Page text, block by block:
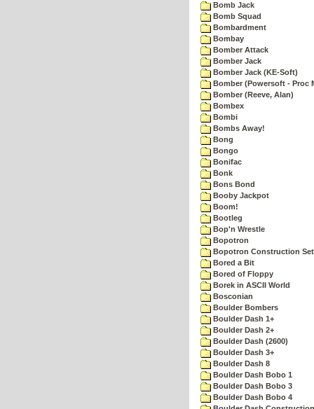
Bomb Jack
Bomb Squad
Bombardment
Bombay
Bomber Attack
Bomber Jack
Bomber Jack (KE-Soft)
Bomber (Powersoft - Proc
Bomber (Reeve, Alan)
Bombex
Bombi
Bombs Away!
Bong
Bongo
Bonifac
Bonk
Bons Bond
Booby Jackpot
Boom!
Bootleg
Bop'n Wrestle
Bopotron
Bopotron Construction Set
Bored a Bit
Bored of Floppy
Borek in ASCII World
Bosconian
Boulder Bombers
Boulder Dash 1+
Boulder Dash 2+
Boulder Dash (2600)
Boulder Dash 3+
Boulder Dash 8
Boulder Dash Bobo 1
Boulder Dash Bobo 3
Boulder Dash Bobo 4